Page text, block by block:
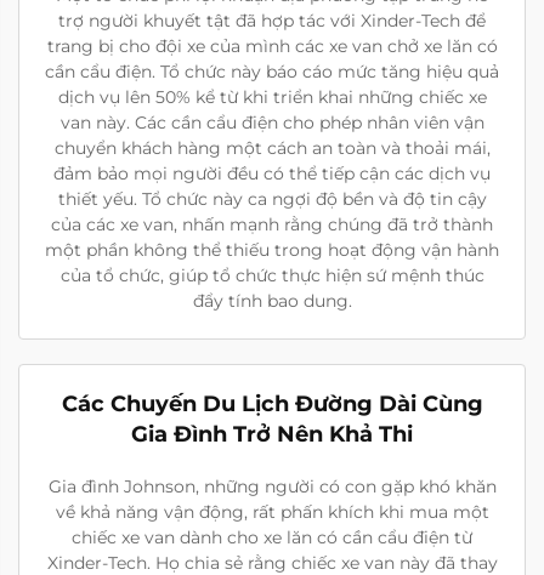
trợ người khuyết tật đã hợp tác với Xinder-Tech để
trang bị cho đội xe của mình các xe van chở xe lăn có
cần cẩu điện. Tổ chức này báo cáo mức tăng hiệu quả
dịch vụ lên 50% kể từ khi triển khai những chiếc xe
van này. Các cần cẩu điện cho phép nhân viên vận
chuyển khách hàng một cách an toàn và thoải mái,
đảm bảo mọi người đều có thể tiếp cận các dịch vụ
thiết yếu. Tổ chức này ca ngợi độ bền và độ tin cậy
của các xe van, nhấn mạnh rằng chúng đã trở thành
một phần không thể thiếu trong hoạt động vận hành
của tổ chức, giúp tổ chức thực hiện sứ mệnh thúc
đẩy tính bao dung.
Các Chuyến Du Lịch Đường Dài Cùng
Gia Đình Trở Nên Khả Thi
Gia đình Johnson, những người có con gặp khó khăn
về khả năng vận động, rất phấn khích khi mua một
chiếc xe van dành cho xe lăn có cần cẩu điện từ
Xinder-Tech. Họ chia sẻ rằng chiếc xe van này đã thay